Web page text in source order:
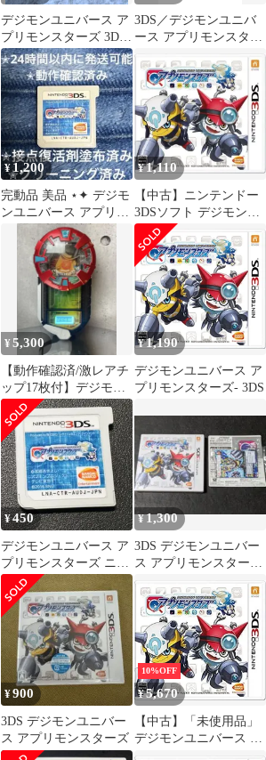
デジモンユニバース ア
プリモンスターズ 3DS
初回特典付 未開封
3DS／デジモンユニバ
ース アプリモンスター
ズ
¥1,200
完動品 美品 ⋆✦ デジモ
ンユニバース アプリモ
ンスターズ 3DS カセッ
¥1,110
【中古】ニンテンドー
3DSソフト デジモンユ
ニバース アプリモンス
ターズ
¥5,300
【動作確認済/激レアチ
ップ17枚付】デジモン
アプリモンスターズ ア
プリドライヴ
¥1,190
デジモンユニバース ア
プリモンスターズ- 3DS
¥450
デジモンユニバース ア
プリモンスターズ ニン
テンドー 3DS
¥1,300
3DS デジモンユニバー
ス アプリモンスターズ
付属品有
¥900
3DS デジモンユニバー
ス アプリモンスターズ
10%OFF
¥5,670
【中古】「未使用品」
デジモンユニバース ア
プリモンスターズ- 3DS